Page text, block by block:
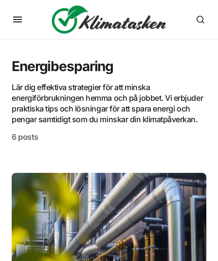
Energibesparing
Lär dig effektiva strategier för att minska
energiförbrukningen hemma och på jobbet. Vi erbjuder
praktiska tips och lösningar för att spara energi och
pengar samtidigt som du minskar din klimatpåverkan.
6 posts